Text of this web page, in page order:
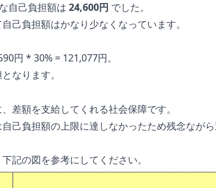
自己負担額は 24,600円 でした。
己負担額はかなり少なくなっています。
円 * 30% = 121,077円。
なります。
差額を支給してくれる社会保障です。
己負担額の上限に達しなかったため残念なが
記の図を参考にしてください。